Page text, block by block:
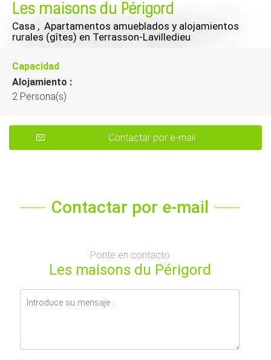
Les maisons du Périgord
Casa , Apartamentos amueblados y alojamientos
rurales (gîtes) en Terrasson-Lavilledieu
Capacidad
Alojamiento :
2 Persona(s)
Contactar por e-mail
Contactar por e-mail
Ponte en contacto
Les maisons du Périgord